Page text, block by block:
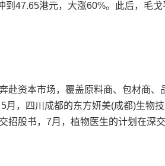
47.65港元，大涨60%。此后，毛戈
资本市场，覆盖原料商、包材商、
月，四川成都的东方妍美(成都)生物
招股书，7月，植物医生的计划在深